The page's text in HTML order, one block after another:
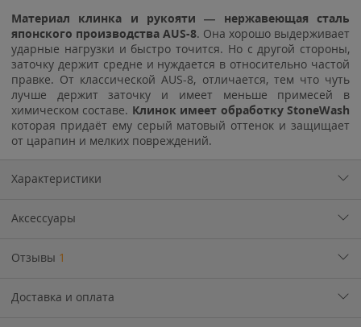
Материал клинка и рукояти — нержавеющая сталь
японского производства AUS-8. Она хорошо выдерживает
ударные нагрузки и быстро точится. Но с другой стороны,
заточку держит средне и нуждается в относительно частой
правке. От классической AUS-8, отличается, тем что чуть
лучше держит заточку и имеет меньше примесей в
химическом составе. Клинок имеет обработку StoneWash
которая придаёт ему серый матовый оттенок и защищает
от царапин и мелких повреждений.
Характеристики
Аксессуары
Отзывы 1
Доставка и оплата